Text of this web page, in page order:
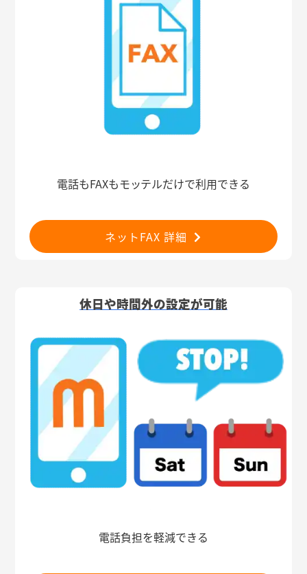
電話もFAXもモッテルだけで利用できる
ネットFAX 詳細
休日や時間外の設定が可能
電話負担を軽減できる